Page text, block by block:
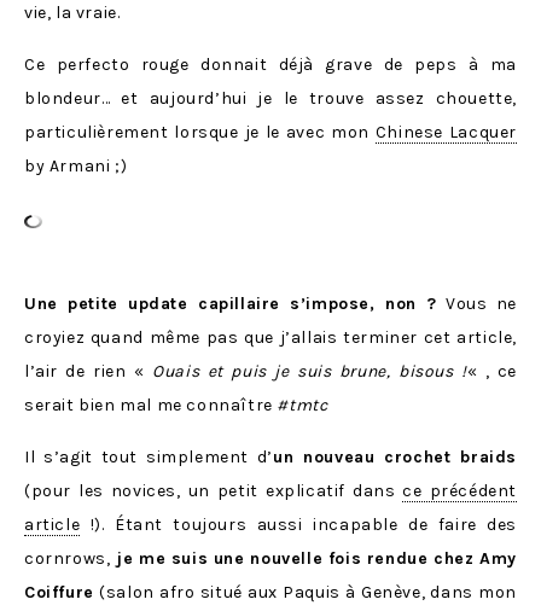
vie, la vraie.
Ce perfecto rouge donnait déjà grave de peps à ma
blondeur… et aujourd’hui je le trouve assez chouette,
particulièrement lorsque je le avec mon Chinese Lacquer
by Armani ;)
Une petite update capillaire s’impose, non ? Vous ne
croyiez quand même pas que j’allais terminer cet article,
l’air de rien « Ouais et puis je suis brune, bisous !« , ce
serait bien mal me connaître #tmtc
Il s’agit tout simplement d’un nouveau crochet braids
(pour les novices, un petit explicatif dansce précédent
article !). Étant toujours aussi incapable de faire des
cornrows, je me suis une nouvelle fois rendue chez Amy
Coiffure (salon afro situé aux Paquis à Genève, dans mon